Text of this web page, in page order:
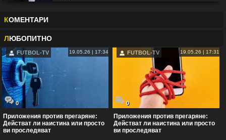
КОМЕНТАРИ
ЛЮБОПИТНО
FUTBOL-TV 19.05.26 | 17:34
0
Приложения против прегаряне:
Действат ли наистина или просто
ви проследяват
FUTBOL-TV 19.05.26 | 17:31
0
Приложения против прегаряне:
Действат ли наистина или просто
ви проследяват